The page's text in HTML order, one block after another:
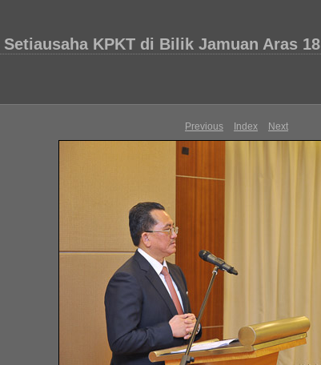
KPKT di Bilik Jamuan Aras 18
Previous Index Next